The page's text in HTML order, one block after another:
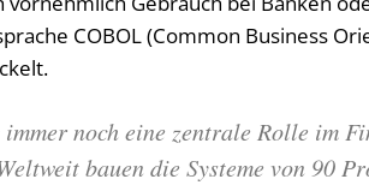
COBOL (Common Business
noch eine zentrale Rolle im
bauen die Systeme von 90